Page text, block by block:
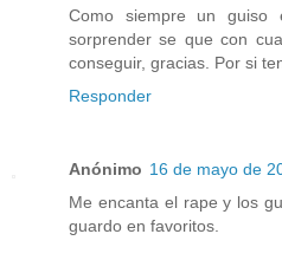
Como siempre un guiso
sorprender se que con
conseguir, gracias. Por si
Responder
Anónimo 16 de mayo de
Me encanta el rape y los
guardo en favoritos.